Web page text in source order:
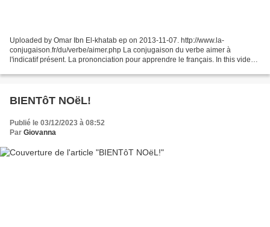
Uploaded by Omar Ibn El-khatab ep on 2013-11-07. http://www.la-
conjugaison.fr/du/verbe/aimer.php La conjugaison du verbe aimer à
l'indicatif présent. La prononciation pour apprendre le français. In this video
BIENTôT NOëL!
Publié le 03/12/2023 à 08:52
Par Giovanna